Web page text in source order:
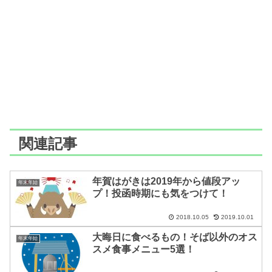
関連記事
年末年始
年賀はがきは2019年から値段アッ
プ！投函時期にも気をつけて！
2018.10.05 2019.10.01
年末年始
大晦日に食べるもの！そば以外のオス
スメ食事メニュー5選！